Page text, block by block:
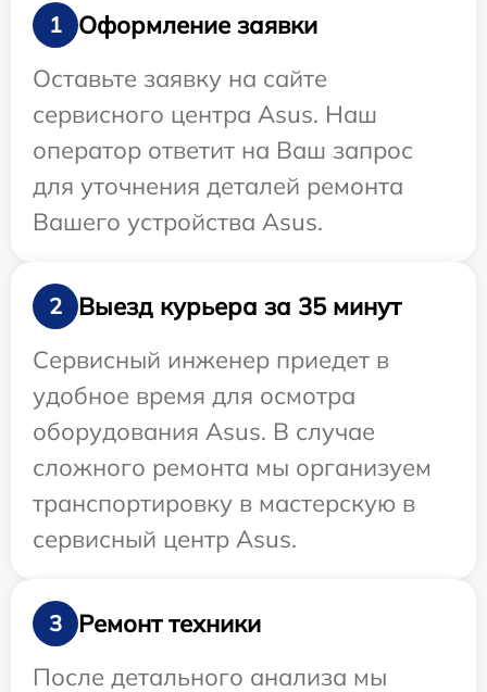
1
Оформление заявки
Оставьте заявку на сайте
сервисного центра Asus. Наш
оператор ответит на Ваш запрос
для уточнения деталей ремонта
Вашего устройства Asus.
2
Выезд курьера за 35 минут
Сервисный инженер приедет в
удобное время для осмотра
оборудования Asus. В случае
сложного ремонта мы организуем
транспортировку в мастерскую в
сервисный центр Asus.
3
Ремонт техники
После детального анализа мы